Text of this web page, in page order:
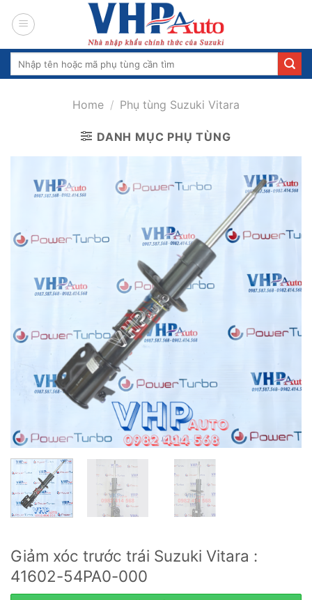
Search
Home / Phụ tùng Suzuki Vitara
DANH MỤC PHỤ TÙNG
Giảm xóc trước trái Suzuki Vitara :
41602-54PA0-000